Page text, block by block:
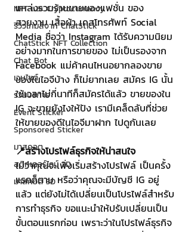
NFT และ Cryptocurrency
รีวิวเกมส์จาก ChatStick
ChatStick NFT Collection
Chat Bot
เวบไซต์
รวมบริการ
Event Sticker
Sponsored Sticker
มาสคอต
สติกเกอร์ไลน์ 3D
มาสคอต 3D
แหล่งรวมร้านขายของแฟชั่น ของ
สวยงาม เสื้อผ้า เคสโทรศัพท์ Social
Media ชื่อว่า Instagram ได้รับความนิยม
อย่างมากในการขายของ ไม่เป็นรองจาก
Facebook แม่ค้าคนไหนอยากลองขาย
ของในไอจีบ้าง ก็ไม่ยากเลย สมัคร IG นั้น
ใช้เวลาไม่กี่นาทีก็สมัครได้แล้ว ขายของใน
IG จะขายยังไงให้ปัง เรามีเคล็ดลับที่ช่วย
ให้ขายของดีในไอจีมาฝาก ไปดูกันเลย
📍สร้างโปรไฟล์ธุรกิจให้น่าสนใจ
ไม่ว่าคุณจะเพิ่งเริ่มสร้างโปรไฟล์ เป็นครั้ง
แรกก็ตาม หรือว่าคุณจะมีบัญชี IG อยู่
แล้ว แต่ยังไม่ได้เปลี่ยนเป็นโปรไฟล์สำหรับ
การทำธุรกิจ ขอแนะนำให้ปรับเปลี่ยนเป็น
ขั้นตอนแรกก่อน เพราะว่าในโปรไฟล์ธุรกิจ